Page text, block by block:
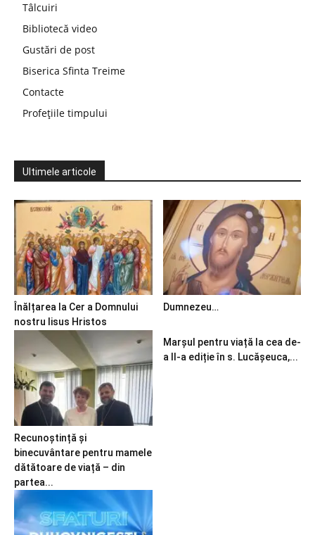
Tâlcuiri
Bibliotecă video
Gustări de post
Biserica Sfinta Treime
Contacte
Profețiile timpului
Ultimele articole
Înălțarea la Cer a Domnului
nostru Iisus Hristos
Dumnezeu…
Recunoștință și
binecuvântare pentru mamele
dătătoare de viață – din
partea...
Marșul pentru viață la cea de-
a II-a ediție în s. Lucășeuca,...